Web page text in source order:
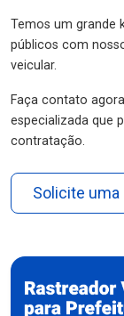
Temos um grande
públicos com
veicular.
Faça contato
especializada que
contratação.
Solicite